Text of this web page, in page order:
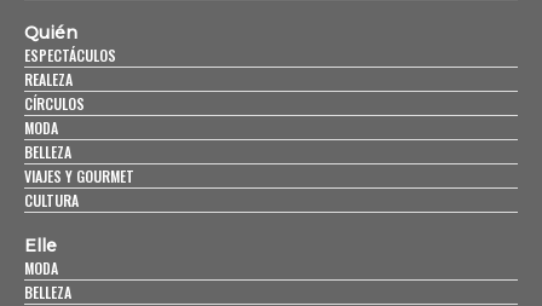
Quién
ESPECTÁCULOS
REALEZA
CÍRCULOS
MODA
BELLEZA
VIAJES Y GOURMET
CULTURA
Elle
MODA
BELLEZA